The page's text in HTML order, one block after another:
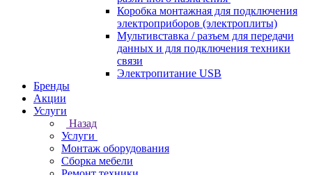
Коробка монтажная для подключения
электроприборов (электроплиты)
Мультивставка / разъем для передачи
данных и для подключения техники
связи
Электропитание USB
Бренды
Акции
Услуги
Назад
Услуги
Монтаж оборудования
Сборка мебели